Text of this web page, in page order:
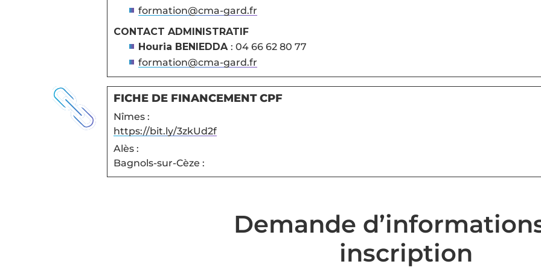
formation@cma-gard.fr
CONTACT ADMINISTRATIF
Houria BENIEDDA: 04 66 62 80 77
formation@cma-gard.fr
 FICHE DE FINANCEMENT CPF
Nîmes :
https://bit.ly/3zkUd2f
Alès :
Bagnols-sur-Cèze :
Demande
inscription